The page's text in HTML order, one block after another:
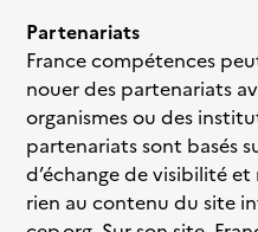
Partenariats
France compétences
nouer des partenariats
organismes ou des
partenariats sont basés
d’échange de visibilité
rien au contenu du site